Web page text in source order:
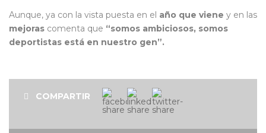
Aunque, ya con la vista puesta en el año que viene y en las
mejoras comenta que “somos ambiciosos, somos
deportistas está en nuestro gen”.
COMPARTIR